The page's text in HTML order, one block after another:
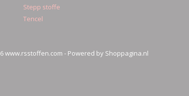
Stepp stoffe
Tencel
www.rsstoffen.com - Powered by Shoppagina.nl